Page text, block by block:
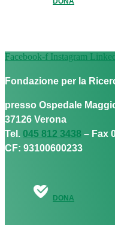
Facebook-f Instagram
Fondazione per la
presso Ospedale
37126 Verona
Tel. 045 812 3438 – Fax
CF: 93100600233
DONA